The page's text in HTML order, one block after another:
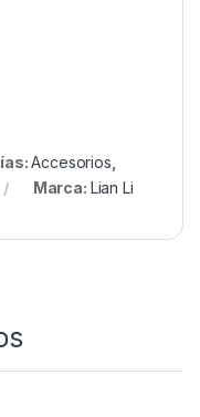
Accesorios
Marca: Lian Li